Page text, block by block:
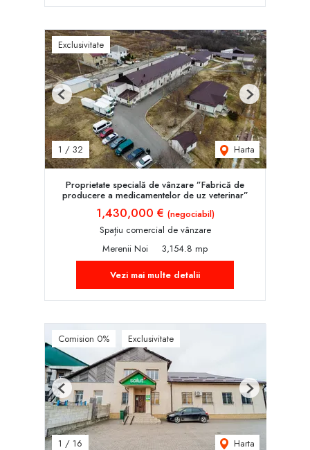
Exclusivitate
1 / 32 Harta
Previous Next
Proprietate specială de vânzare ”Fabrică de
producere a medicamentelor de uz veterinar”
1,430,000 € (negociabil)
Spațiu comercial de vânzare
Merenii Noi
3,154.8 mp
Vezi mai multe detalii
Comision 0% Exclusivitate
1 / 16 Harta
Previous Next